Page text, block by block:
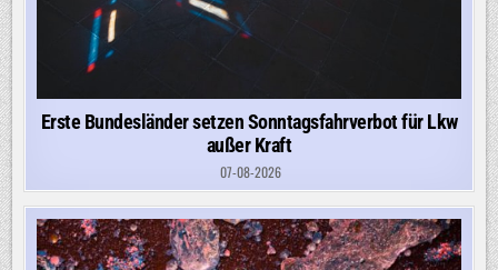
Erste Bundesländer setzen Sonntagsfahrverbot für Lkw
außer Kraft
07-08-2026